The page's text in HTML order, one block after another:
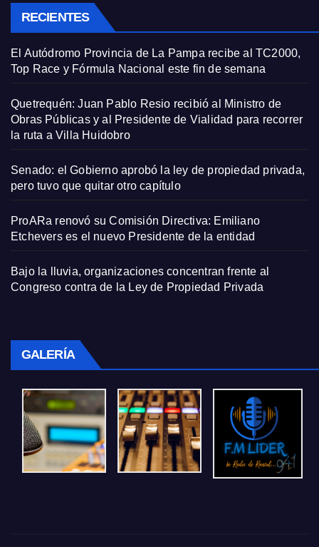
RECIENTES
El Autódromo Provincia de La Pampa recibe al TC2000,
Top Race y Fórmula Nacional este fin de semana
Quetrequén: Juan Pablo Resio recibió al Ministro de
Obras Públicas y al Presidente de Vialidad para recorrer
la ruta a Villa Huidobro
Senado: el Gobierno aprobó la ley de propiedad privada,
pero tuvo que quitar otro capítulo
ProARa renovó su Comisión Directiva: Emiliano
Etchevers es el nuevo Presidente de la entidad
Bajo la lluvia, organizaciones concentran frente al
Congreso contra de la Ley de Propiedad Privada
GALERÍA